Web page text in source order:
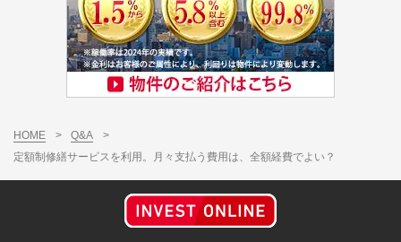
HOME > Q&A
>
定額制修繕サービスを利用。月々支払う費用は、全額経費でよい？